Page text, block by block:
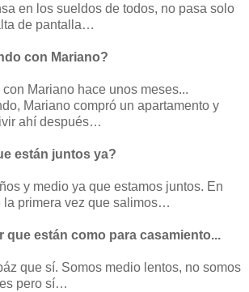
en los sueldos de todos, no pasa solo
de pantalla…
con Mariano?
Mariano hace unos meses...
Mariano compró un apartamento y
ahí después…
están juntos ya?
y medio ya que estamos juntos. En
la primera vez que salimos…
que están como para casamiento...
que sí. Somos medio lentos, no somos
pero sí…